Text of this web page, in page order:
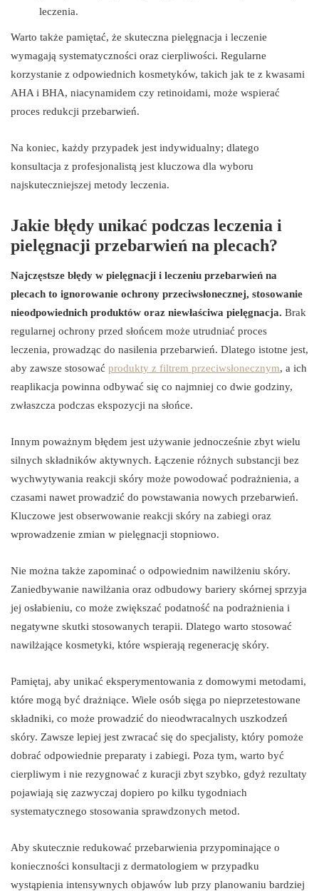
leczenia.
Warto także pamiętać, że skuteczna pielęgnacja i leczenie
wymagają systematyczności oraz cierpliwości. Regularne
korzystanie z odpowiednich kosmetyków, takich jak te z kwasami
AHA i BHA, niacynamidem czy retinoidami, może wspierać
proces redukcji przebarwień.
Na koniec, każdy przypadek jest indywidualny; dlatego
konsultacja z profesjonalistą jest kluczowa dla wyboru
najskuteczniejszej metody leczenia.
Jakie błędy unikać podczas leczenia i
pielęgnacji przebarwień na plecach?
Najczęstsze błędy w pielęgnacji i leczeniu przebarwień na
plecach to ignorowanie ochrony przeciwsłonecznej, stosowanie
nieodpowiednich produktów oraz niewłaściwa pielęgnacja. Brak
regularnej ochrony przed słońcem może utrudniać proces
leczenia, prowadząc do nasilenia przebarwień. Dlatego istotne jest,
aby zawsze stosować produkty z filtrem przeciwsłonecznym, a ich
reaplikacja powinna odbywać się co najmniej co dwie godziny,
zwłaszcza podczas ekspozycji na słońce.
Innym poważnym błędem jest używanie jednocześnie zbyt wielu
silnych składników aktywnych. Łączenie różnych substancji bez
wychwytywania reakcji skóry może powodować podrażnienia, a
czasami nawet prowadzić do powstawania nowych przebarwień.
Kluczowe jest obserwowanie reakcji skóry na zabiegi oraz
wprowadzenie zmian w pielęgnacji stopniowo.
Nie można także zapominać o odpowiednim nawilżeniu skóry.
Zaniedbywanie nawilżania oraz odbudowy bariery skórnej sprzyja
jej osłabieniu, co może zwiększać podatność na podrażnienia i
negatywne skutki stosowanych terapii. Dlatego warto stosować
nawilżające kosmetyki, które wspierają regenerację skóry.
Pamiętaj, aby unikać eksperymentowania z domowymi metodami,
które mogą być drażniące. Wiele osób sięga po nieprzetestowane
składniki, co może prowadzić do nieodwracalnych uszkodzeń
skóry. Zawsze lepiej jest zwracać się do specjalisty, który pomoże
dobrać odpowiednie preparaty i zabiegi. Poza tym, warto być
cierpliwym i nie rezygnować z kuracji zbyt szybko, gdyż rezultaty
pojawiają się zazwyczaj dopiero po kilku tygodniach
systematycznego stosowania sprawdzonych metod.
Aby skutecznie redukować przebarwienia przypominające o
konieczności konsultacji z dermatologiem w przypadku
wystąpienia intensywnych objawów lub przy planowaniu bardziej